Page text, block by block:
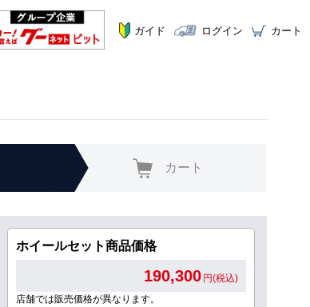
ガイド ログイン カート
カート
ホイールセット商品価格
190,300 円(税込)
店舗では販売価格が異なります。